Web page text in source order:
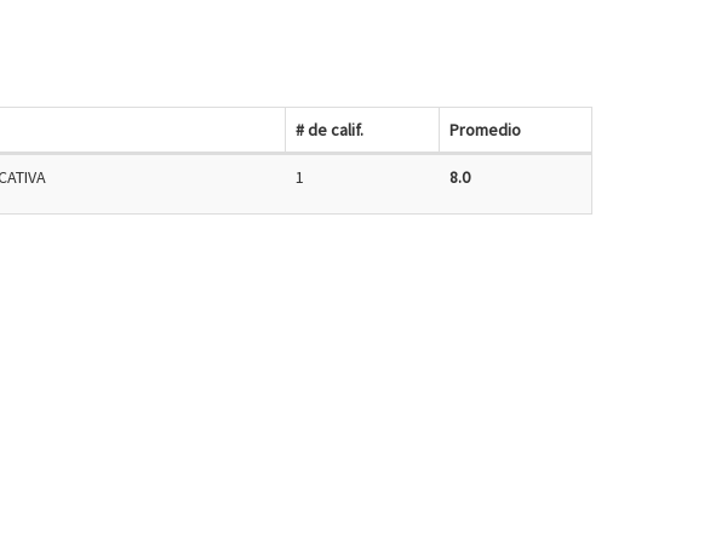
# de calif. Promedio
1 8.0